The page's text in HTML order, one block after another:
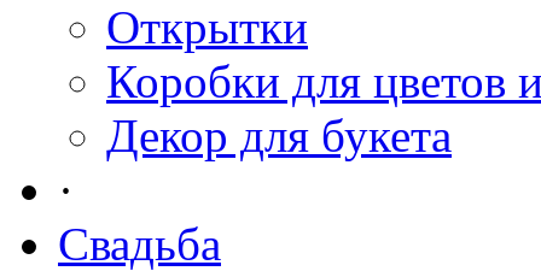
Открытки
Коробки для цветов
Декор для букета
·
Свадьба